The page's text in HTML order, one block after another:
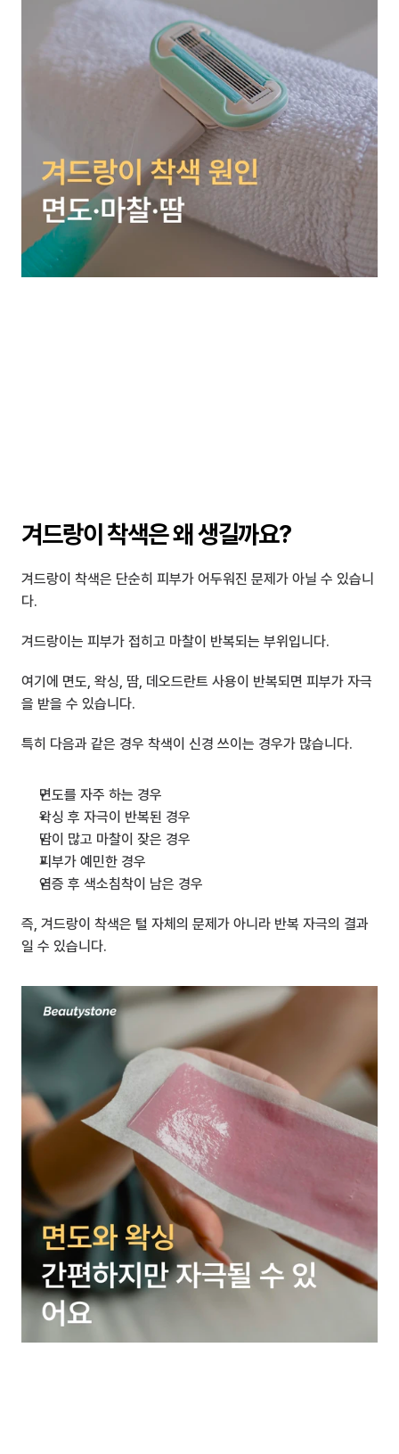
겨드랑이 착색은 왜 생길까요?
겨드랑이 착색은 단순히 피부가 어두워진 문제가 아닐 수 있습니
다.
겨드랑이는 피부가 접히고 마찰이 반복되는 부위입니다.
여기에 면도, 왁싱, 땀, 데오드란트 사용이 반복되면 피부가 자극
을 받을 수 있습니다.
특히 다음과 같은 경우 착색이 신경 쓰이는 경우가 많습니다.
면도를 자주 하는 경우
왁싱 후 자극이 반복된 경우
땀이 많고 마찰이 잦은 경우
피부가 예민한 경우
염증 후 색소침착이 남은 경우
즉, 겨드랑이 착색은 털 자체의 문제가 아니라 반복 자극의 결과
일 수 있습니다.